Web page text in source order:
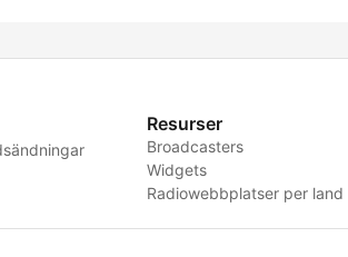
Resurser
Broadcasters
Widgets
Radiowebbplatser per land